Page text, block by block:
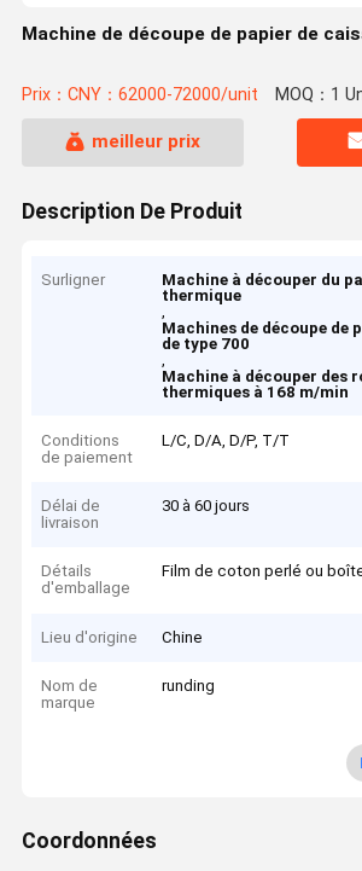
Machine de découpe de papier de
Prix：CNY：62000-72000/unit MOQ：1
meilleur prix
Description De Produit
Surligner
Machine à découper du
thermique
,
Machines de découpe de
de type 700
,
Machine à découper des
thermiques à 168 m/min
Conditions
de paiement
L/C, D/A, D/P, T/T
Délai de
livraison
30 à 60 jours
Détails
d'emballage
Film de coton perlé ou
Lieu d'origine Chine
Nom de
marque
runding
Coordonnées